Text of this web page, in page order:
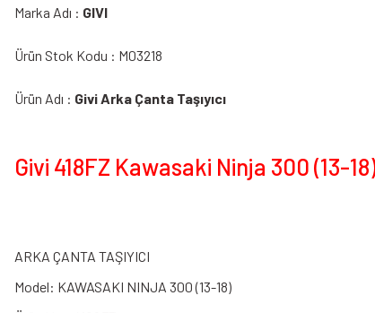
Marka Adı : GIVI
Ürün Stok Kodu : M03218
Ürün Adı : Givi Arka Çanta Taşıyıcı
Givi 418FZ Kawasaki Ninja 300 (13-
ARKA ÇANTA TAŞIYICI
Model: KAWASAKI NINJA 300 (13-18)